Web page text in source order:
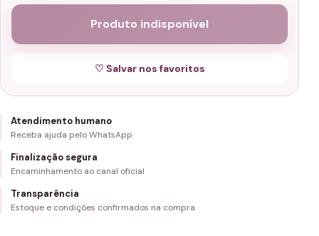
Produto indisponível
♡ Salvar nos favoritos
Atendimento humano
Receba ajuda pelo WhatsApp
Finalização segura
Encaminhamento ao canal oficial
Transparência
Estoque e condições confirmados na compra